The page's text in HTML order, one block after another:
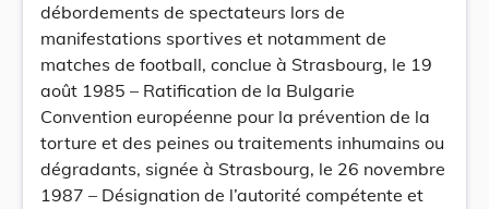
débordements de spectateurs lors de
manifestations sportives et notamment de
matches de football, conclue à Strasbourg, le 19
août 1985 – Ratification de la Bulgarie
Convention européenne pour la prévention de la
torture et des peines ou traitements inhumains ou
dégradants, signée à Strasbourg, le 26 novembre
1987 – Désignation de l’autorité compétente et